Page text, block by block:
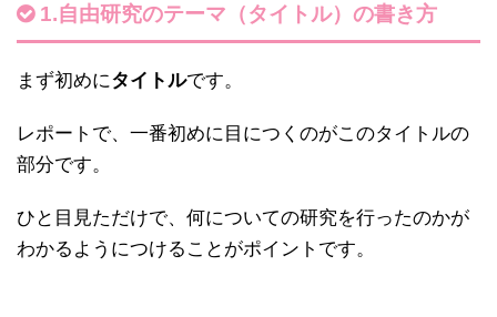
1.自由研究のテーマ（タイトル）の書き方
まず初めにタイトルです。
レポートで、一番初めに目につくのがこのタイトルの
部分です。
ひと目見ただけで、何についての研究を行ったのかが
わかるようにつけること がポイントです。